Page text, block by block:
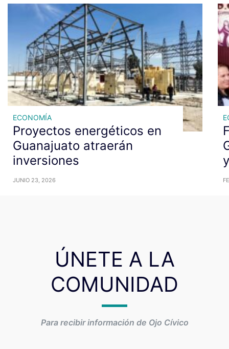
ECONOMÍA
Proyectos energéticos en
Guanajuato atraerán
inversiones
JUNIO 23, 2026
ÚNETE A LA
COMUNIDAD
Para recibir información de Ojo Cívico